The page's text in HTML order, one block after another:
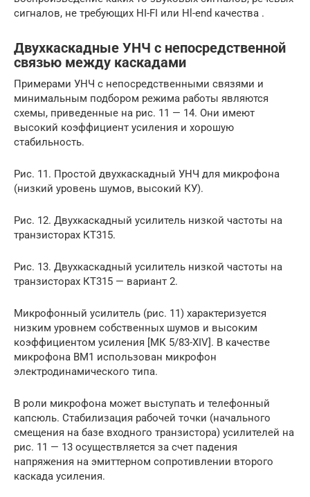
сигналов, не требующих HI-FI или Hl-end качества .
Двухкаскадные УНЧ с непосредственной
связью между каскадами
Примерами УНЧ с непосредственными связями и
минимальным подбором режима работы являются
схемы, приведенные на рис. 11 — 14. Они имеют
высокий коэффициент усиления и хорошую
стабильность.
Рис. 11. Простой двухкаскадный УНЧ для микрофона
(низкий уровень шумов, высокий КУ).
Рис. 12. Двухкаскадный усилитель низкой частоты на
транзисторах КТ315.
Рис. 13. Двухкаскадный усилитель низкой частоты на
транзисторах КТ315 — вариант 2.
Микрофонный усилитель (рис. 11) характеризуется
низким уровнем собственных шумов и высоким
коэффициентом усиления [МК 5/83-XIV]. В качестве
микрофона ВМ1 использован микрофон
электродинамического типа.
В роли микрофона может выступать и телефонный
капсюль. Стабилизация рабочей точки (начального
смещения на базе входного транзистора) усилителей на
рис. 11 — 13 осуществляется за счет падения
напряжения на эмиттерном сопротивлении второго
каскада усиления.